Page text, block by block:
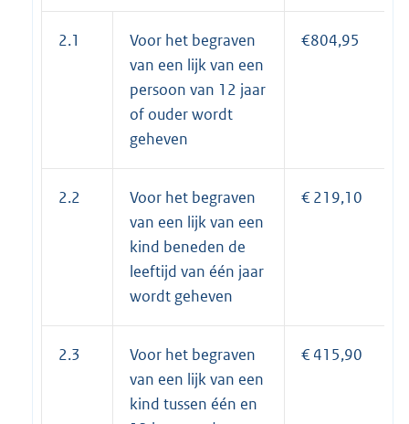
2.1
Voor het begraven
van een lijk van een
persoon van 12 jaar
of ouder wordt
geheven
€804,95
2.2
Voor het begraven
van een lijk van een
kind beneden de
leeftijd van één jaar
wordt geheven
€ 219,10
2.3
Voor het begraven
van een lijk van een
kind tussen één en
€ 415,90